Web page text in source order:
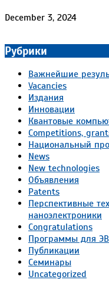
December 3, 2024
Рубрики
Важнейшие
Vacancies
Издания
Инновации
Квантовые
Competitions,
Национальный
News
New technologies
Объявления
Patents
Перспективные
наноэлектроники
Congratulations
Программы для
Публикации
Семинары
Uncategorized